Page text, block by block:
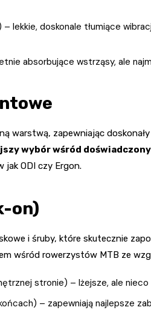
– lekkie, doskonale tłumiące
absorbujące wstrząsy, ale
warstwą, zapewniając
wybór wśród
ODI czy Ergon.
on)
i śruby, które skutecznie
wśród rowerzystów MTB ze
stronie) – lżejsze, ale
– zapewniają najlepsze